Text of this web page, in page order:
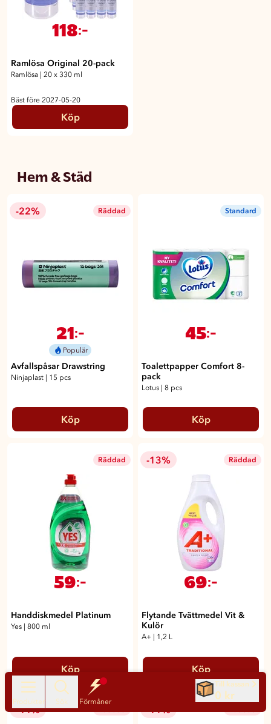
118:-
Ramlösa Original 20-pack
Ramlösa 20 x 330 ml
Bäst före 2027-05-20
Köp
Hem & Städ
-22% Räddad
21:-
Populär
Avfallspåsar Drawstring
Ninjaplast | 15 pcs
Köp
Standard
45:-
Toalettpapper Comfort 8-
pack
Lotus | 8 pcs
Köp
Räddad
59:-
Handdiskmedel Platinum
Yes 800 ml
Köp
-13% Räddad
69:-
Flytande Tvättmedel Vit &
Kulör
A+ 1,2 L
Köp
-44% -11%
Produkter Sök Förmåner
Till kassan
0 kr